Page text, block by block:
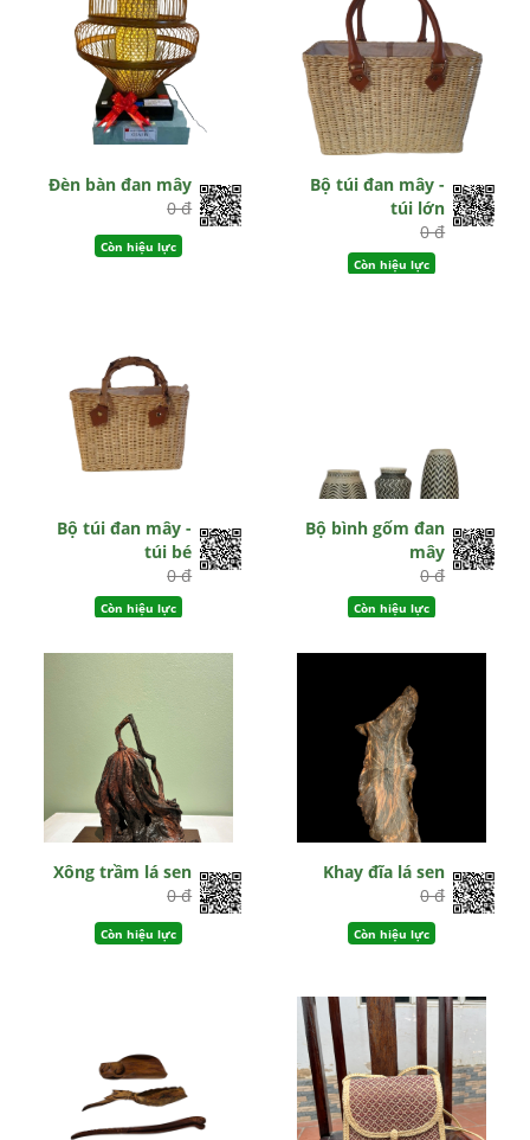
Đèn bàn đan mây
0 đ
Còn hiệu lực
Bộ túi đan mây -
túi lớn
0 đ
Còn hiệu lực
Bộ túi đan mây -
túi bé
0 đ
Còn hiệu lực
Bộ bình gốm đan
mây
0 đ
Còn hiệu lực
Xông trầm lá sen
0 đ
Còn hiệu lực
Khay đĩa lá sen
0 đ
Còn hiệu lực